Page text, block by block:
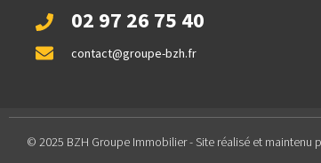
02 97 26 75 40
contact@groupe-bzh.fr
© 2025 BZH Groupe Immobilier - Site réalisé et maintenu